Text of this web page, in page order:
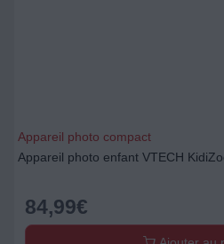
Appareil photo compact
Appareil photo enfant VTECH
84,99€